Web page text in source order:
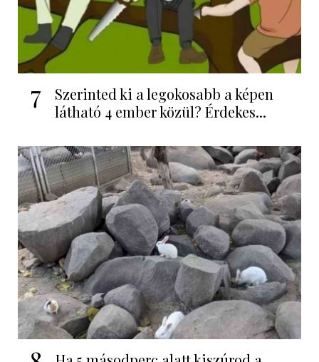
7
Szerinted ki a legokosabb a képen
látható 4 ember közül? Érdekes...